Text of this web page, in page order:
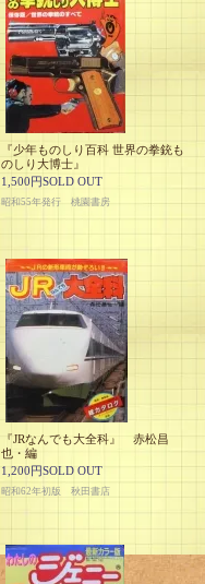
『少年ものしり百科 世界の拳銃も
のしり大博士』
1,500円SOLD OUT
昭和55年発行 桃園書房
『JRなんでも大全科』 赤松昌
也・編
1,200円SOLD OUT
昭和62年初版 秋田書店